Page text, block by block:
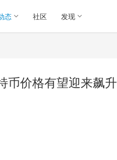
态 社区 发现
币价格有望迎来飙升